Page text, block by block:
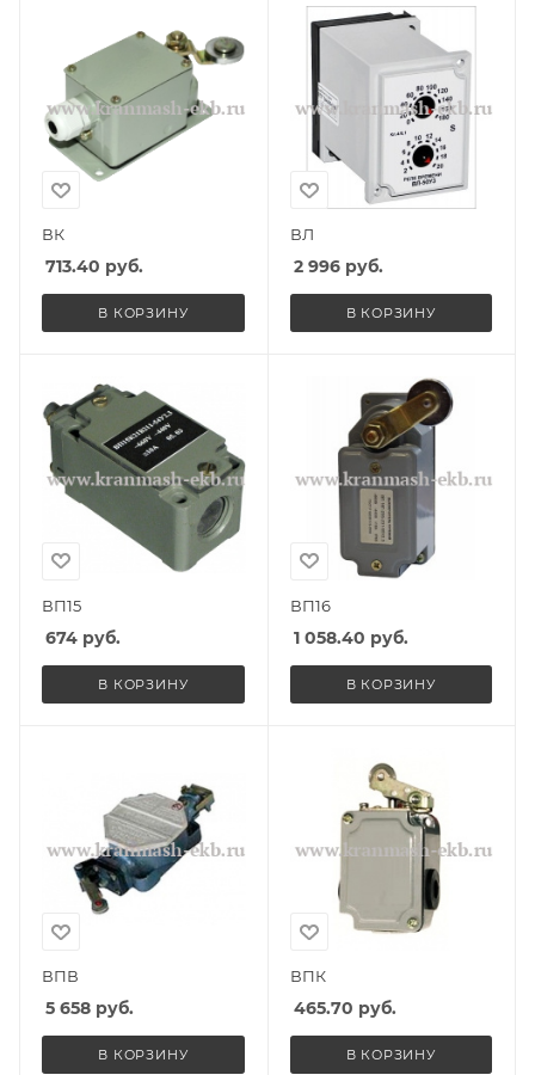
ВК
713.40 руб.
В КОРЗИНУ
ВЛ
2 996руб.
В КОРЗИНУ
ВП15
674 руб.
В КОРЗИНУ
ВП16
1 058.40 руб.
В КОРЗИНУ
ВПВ
5 658 руб.
В КОРЗИНУ
ВПК
465.70 руб.
В КОРЗИНУ